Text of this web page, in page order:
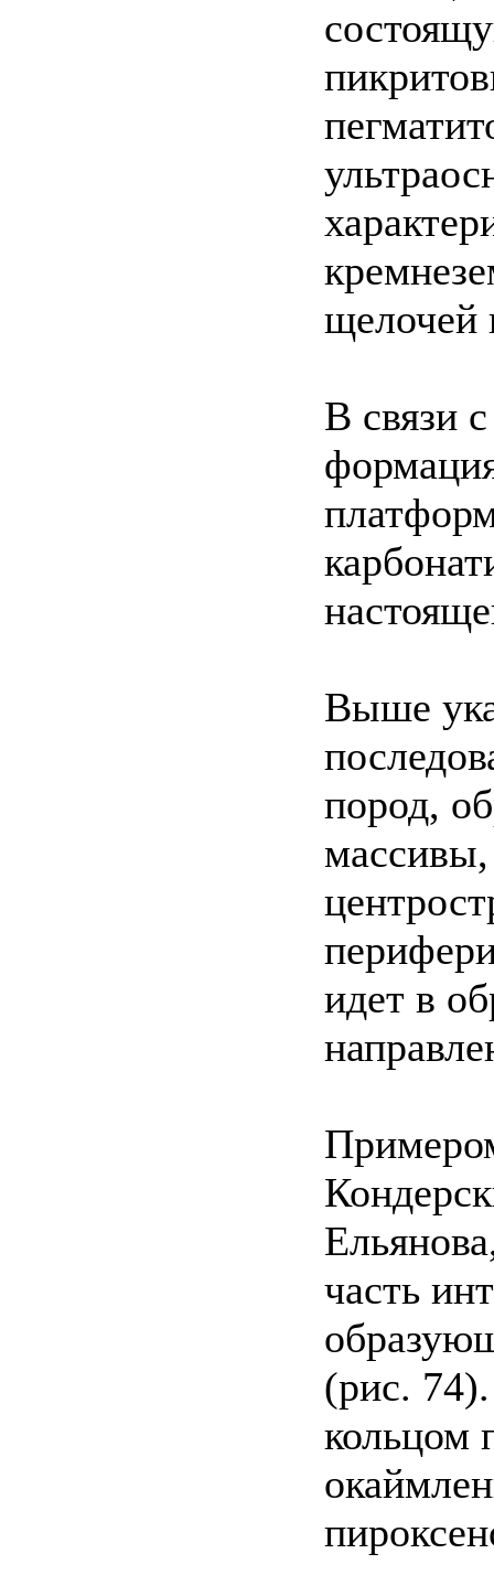
щелочей
В связи
Выше
пород,
массивы,
идет в
часть
(рис.
кольцом